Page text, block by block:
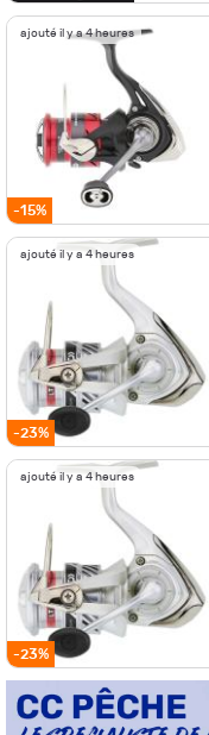
ajouté il y a 4 heures
-15%
ajouté il y a 4 heures
-23%
ajouté il y a 4 heures
-23%